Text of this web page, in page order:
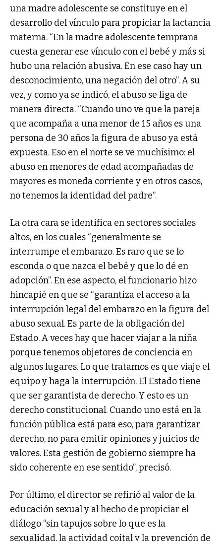
una madre adolescente se constituye en el
desarrollo del vínculo para propiciar la lactancia
materna. “En la madre adolescente temprana
cuesta generar ese vínculo con el bebé y más si
hubo una relación abusiva. En ese caso hay un
desconocimiento, una negación del otro”. A su
vez, y como ya se indicó, el abuso se liga de
manera directa. “Cuando uno ve que la pareja
que acompaña a una menor de 15 años es una
persona de 30 años la figura de abuso ya está
expuesta. Eso en el norte se ve muchísimo: el
abuso en menores de edad acompañadas de
mayores es moneda corriente y en otros casos,
no tenemos la identidad del padre”.
La otra cara se identifica en sectores sociales
altos, en los cuales “generalmente se
interrumpe el embarazo. Es raro que se lo
esconda o que nazca el bebé y que lo dé en
adopción”. En ese aspecto, el funcionario hizo
hincapié en que se “garantiza el acceso a la
interrupción legal del embarazo en la figura del
abuso sexual. Es parte de la obligación del
Estado. A veces hay que hacer viajar a la niña
porque tenemos objetores de conciencia en
algunos lugares. Lo que tratamos es que viaje el
equipo y haga la interrupción. El Estado tiene
que ser garantista de derecho. Y esto es un
derecho constitucional. Cuando uno está en la
función pública está para eso, para garantizar
derecho, no para emitir opiniones y juicios de
valores. Esta gestión de gobierno siempre ha
sido coherente en ese sentido”, precisó.
Por último, el director se refirió al valor de la
educación sexual y al hecho de propiciar el
diálogo “sin tapujos sobre lo que es la
sexualidad, la actividad coital y la prevención de